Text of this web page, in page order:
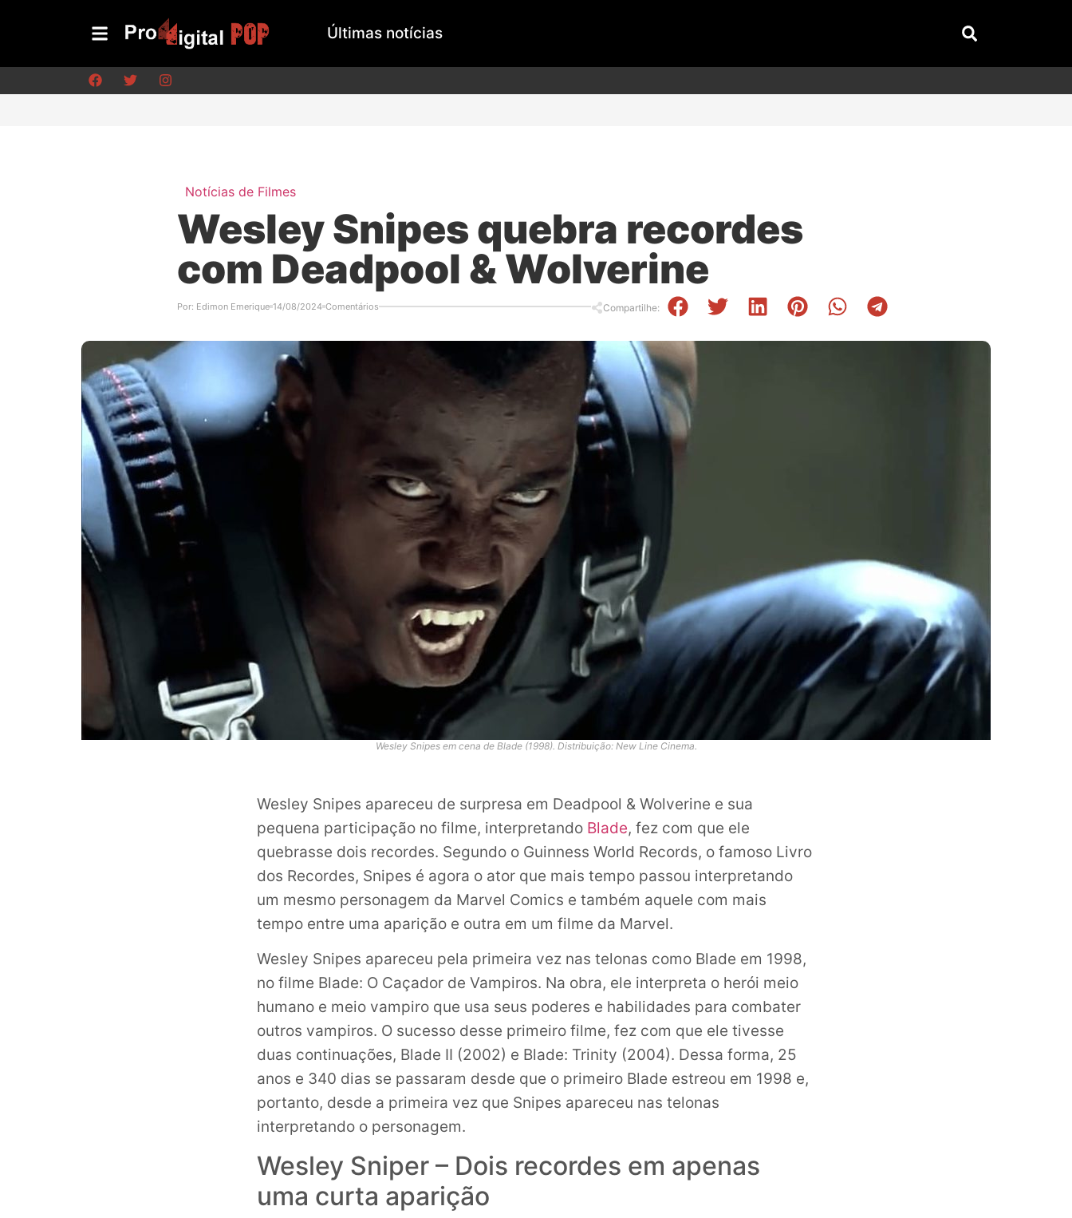
Últimas notícias
Notícias de Filmes
Wesley Snipes quebra recordes
com Deadpool & Wolverine
Por: Edimon Emerique 14/08/2024 Comentários Compartilhe:
Wesley Snipes em cena de Blade (1998). Distribuição: New Line Cinema.
Wesley Snipes apareceu de surpresa em Deadpool & Wolverine e sua
pequena participação no filme, interpretando Blade, fez com que ele
quebrasse dois recordes. Segundo o Guinness World Records, o famoso Livro
dos Recordes, Snipes é agora o ator que mais tempo passou interpretando
um mesmo personagem da Marvel Comics e também aquele com mais
tempo entre uma aparição e outra em um filme da Marvel.
Wesley Snipes apareceu pela primeira vez nas telonas como Blade em 1998,
no filme Blade: O Caçador de Vampiros. Na obra, ele interpreta o herói meio
humano e meio vampiro que usa seus poderes e habilidades para combater
outros vampiros. O sucesso desse primeiro filme, fez com que ele tivesse
duas continuações, Blade II (2002) e Blade: Trinity (2004). Dessa forma, 25
anos e 340 dias se passaram desde que o primeiro Blade estreou em 1998 e,
portanto, desde a primeira vez que Snipes apareceu nas telonas
interpretando o personagem.
Wesley Sniper – Dois recordes em apenas
uma curta aparição